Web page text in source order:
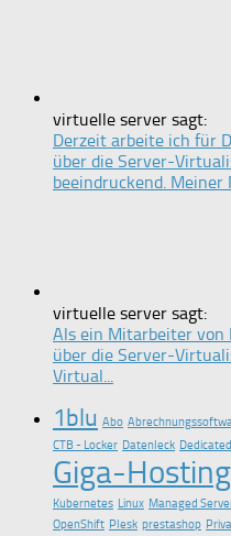
virtuelle server sagt:
Derzeit arbeite ich für
über die Server-
beeindruckend. Meiner
virtuelle server sagt:
Als ein Mitarbeiter von
über die Server-
Virtual...
1blu Abo
CTB - Locker Datenleck
Giga-Hosting
Kubernetes Linux Managed
OpenShift Plesk prestashop